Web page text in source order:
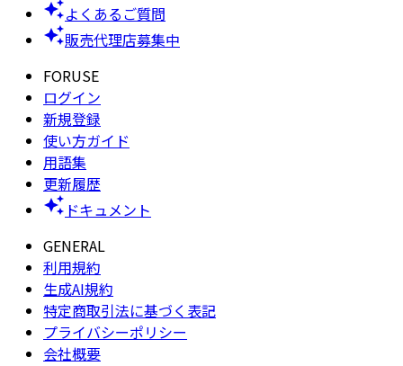
よくあるご質問
販売代理店募集中
FORUSE
ログイン
新規登録
使い方ガイド
用語集
更新履歴
ドキュメント
GENERAL
利用規約
生成AI規約
特定商取引法に基づく表記
プライバシーポリシー
会社概要